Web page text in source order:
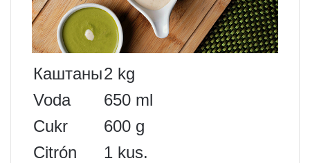
Каштаны2 kg
Voda
650 ml
Cukr
600 g
Citrón
1 kus.